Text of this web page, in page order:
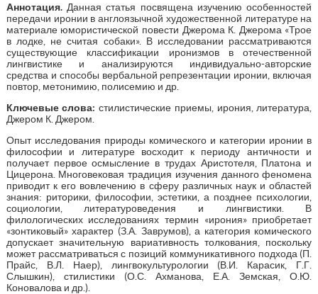
Аннотация.Данная статья посвящена изучению особенностей
передачи иронии в англоязычной художественной литературе на
материале юмористической повести Джерома К. Джерома «Трое
в лодке, не считая собаки». В исследовании рассматриваются
существующие классификации иронизмов в отечественной
лингвистике и анализируются индивидуально-авторские
средства и способы вербальной репрезентации иронии, включая
повтор, метонимию, полисемию и др.
Ключевые слова: стилистические приемы, ирония, литература,
Джером К. Джером.
Опыт исследования природы комического и категории иронии в
философии и литературе восходит к периоду античности и
получает первое осмысление в трудах Аристотеля, Платона и
Цицерона. Многовековая традиция изучения данного феномена
приводит к его вовлечению в сферу различных наук и областей
знания: риторики, философии, эстетики, а позднее психологии,
социологии, литературоведения и лингвистики. В
филологических исследованиях термин «ирония» приобретает
«зонтиковый» характер (З.А. Заврумов), а категория комического
допускает значительную вариативность толкования, поскольку
может рассматриваться с позиций коммуникативного подхода (П.
Прайс, В.Л. Наер), лингвокультурологии (В.И. Карасик, Г.Г.
Слышкин), стилистики (О.С. Ахманова, Е.А. Земская, О.Ю.
Коновалова и др.).